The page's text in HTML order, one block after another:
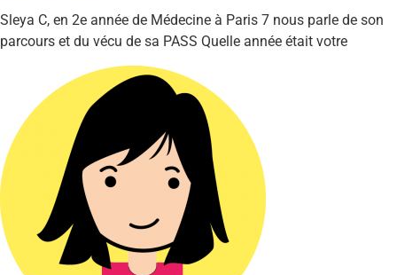
Sleya C, en 2e année de Médecine à Paris 7 nous parle de son
parcours et du vécu de sa PASS Quelle année était votre